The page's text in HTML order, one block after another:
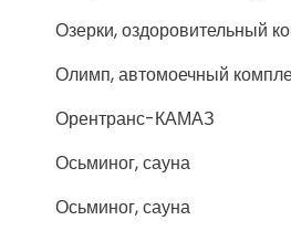
Озерки, оздоровительный
Олимп, автомоечный
Орентранс-КАМАЗ
Осьминог, сауна
Осьминог, сауна